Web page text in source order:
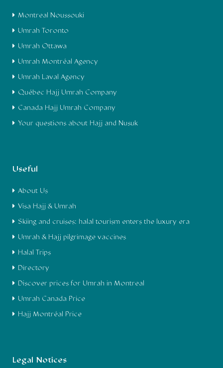
Montreal Noussouki
Umrah Toronto
Umrah Ottawa
Umrah Montréal Agency
Umrah Laval Agency
Québec Hajj Umrah Company
Canada Hajj Umrah Company
Your questions about Hajj and Nusuk
Useful
About Us
Visa Hajj & Umrah
Skiing and cruises: halal tourism enters the luxury era
Umrah & Hajj pilgrimage vaccines
Halal Trips
Directory
Discover prices for Umrah in Montreal
Umrah Canada Price
Hajj Montréal Price
Legal Notices